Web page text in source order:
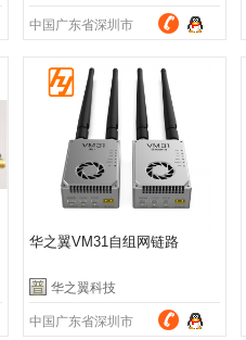
中国广东省深圳市
华之翼VM31自组网链路
华之翼科技
中国广东省深圳市